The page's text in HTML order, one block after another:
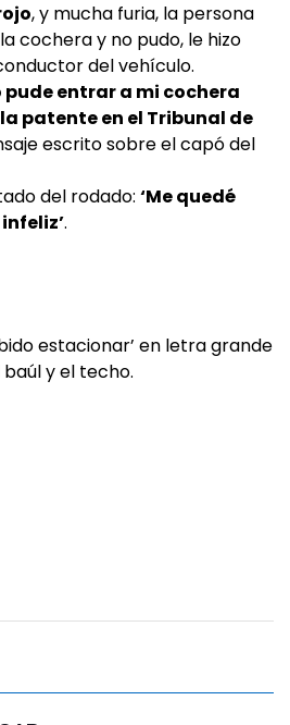
, y mucha furia, la persona
cochera y no pudo, le hizo
del vehículo.
pude entrar a mi cochera
patente en el Tribunal de
escrito sobre el capó del
del rodado: ‘Me quedé
.
estacionar’ en letra grande
y el techo.